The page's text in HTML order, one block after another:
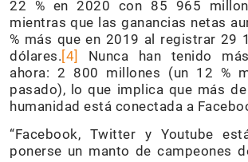
22 % en 2020 con 85 965
mientras que las ganancias netas
% más que en 2019 al registrar 29
dólares.[4]
Nunca han tenido
ahora: 2 800 millones (un 12 %
pasado), lo que implica que más
humanidad está conectada a
“Facebook, Twitter y Youtube
ponerse un manto de campeones